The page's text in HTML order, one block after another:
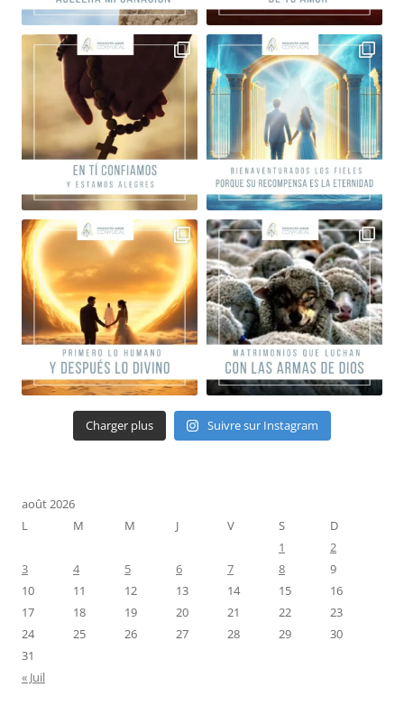
Charger plus Suivre sur Instagram
août 2026
L
M M J V S
D
1
2
3
4 5 6 7 8
9
10
11 12 13 14 15
16
17
18 19 20 21 22
23
24
25 26 27 28 29
30
31
« Juil